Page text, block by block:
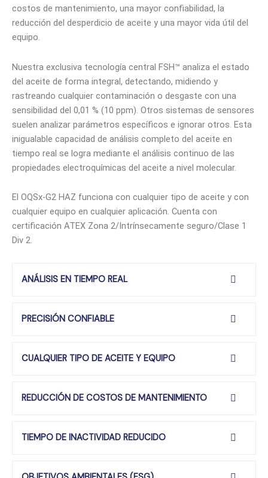
costos de mantenimiento, una mayor confiabilidad, la
reducción del desperdicio de aceite y una mayor vida útil del
equipo.
Nuestra exclusiva tecnología central FSH™ analiza el estado
del aceite de forma integral, detectando, midiendo y
rastreando cualquier contaminación o desgaste con una
sensibilidad del 0,01 % (10 ppm). Otros sistemas de sensores
suelen analizar parámetros específicos e ignorar otros. Esta
inigualable capacidad de análisis completo del aceite en
tiempo real se logra mediante el análisis continuo de las
propiedades electroquímicas del aceite a nivel molecular.
El OQSx-G2 HAZ funciona con cualquier tipo de aceite y con
cualquier equipo en cualquier aplicación. Cuenta con
certificación ATEX Zona 2/Intrínsecamente seguro/Clase 1
Div 2.
ANÁLISIS EN TIEMPO REAL
PRECISIÓN CONFIABLE
CUALQUIER TIPO DE ACEITE Y EQUIPO
REDUCCIÓN DE COSTOS DE MANTENIMIENTO
TIEMPO DE INACTIVIDAD REDUCIDO